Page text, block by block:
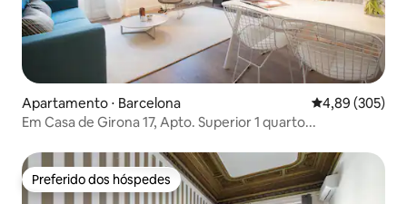
Apartamento ⋅ Barcelona 4,89 de uma
4,89 (305)
Em Casa de Girona 17, Apto. Superior 1 quarto...
Preferido dos hóspedes
Preferido dos hóspedes